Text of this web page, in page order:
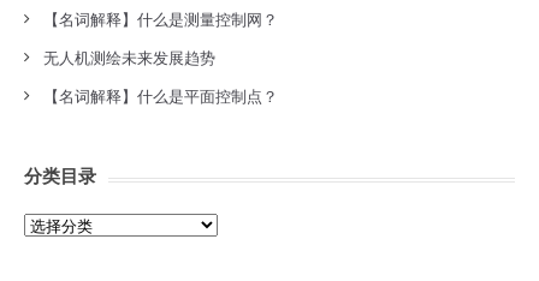
【名词解释】什么是测量控制网？
无人机测绘未来发展趋势
【名词解释】什么是平面控制点？
分类目录
分